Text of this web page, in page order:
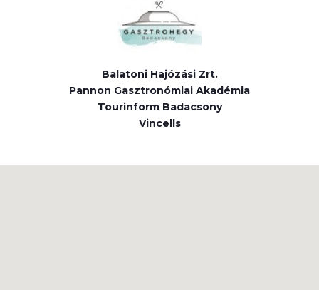
Balatoni Hajózási Zrt.
Pannon Gasztronómiai Akadémia
Tourinform Badacsony
Vincells